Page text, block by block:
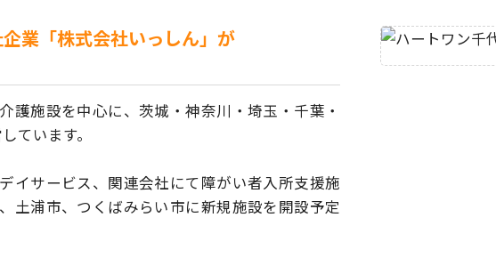
業「株式会社いっしん」が
護施設を中心に、茨城・神奈川・埼玉・ 千葉・
ています。
イサービス、関連会社にて障がい者入所支援施
土浦市、つくばみらい市に新規施設を開設予定